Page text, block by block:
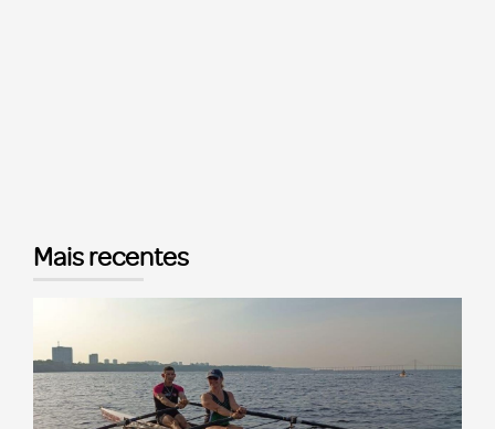
Mais recentes